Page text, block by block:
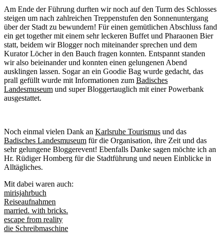
Am Ende der Führung durften wir noch auf den Turm des Schlosses
steigen um nach zahlreichen Treppenstufen den Sonnenuntergang
über der Stadt zu bewundern! Für einen gemütlichen Abschluss fand
ein get together mit einem sehr leckeren Buffet und Pharaonen Bier
statt, beidem wir Blogger noch miteinander sprechen und dem
Kurator Löcher in den Bauch fragen konnten. Entspannt standen
wir also beieinander und konnten einen gelungenen Abend
ausklingen lassen. Sogar an ein Goodie Bag wurde gedacht, das
prall gefüllt wurde mit Informationen zum Badisches
Landesmuseum und super Bloggertauglich mit einer Powerbank
ausgestattet.
Noch einmal vielen Dank an Karlsruhe Tourismus und das
Badisches Landesmuseum für die Organisation, ihre Zeit und das
sehr gelungene Bloggerevent! Ebenfalls Danke sagen möchte ich an
Hr. Rüdiger Homberg für die Stadtführung und neuen Einblicke in
Alltägliches.
Mit dabei waren auch:
mirisjahrbuch
Reiseaufnahmen
married. with bricks.
escape from reality
die Schreibmaschine